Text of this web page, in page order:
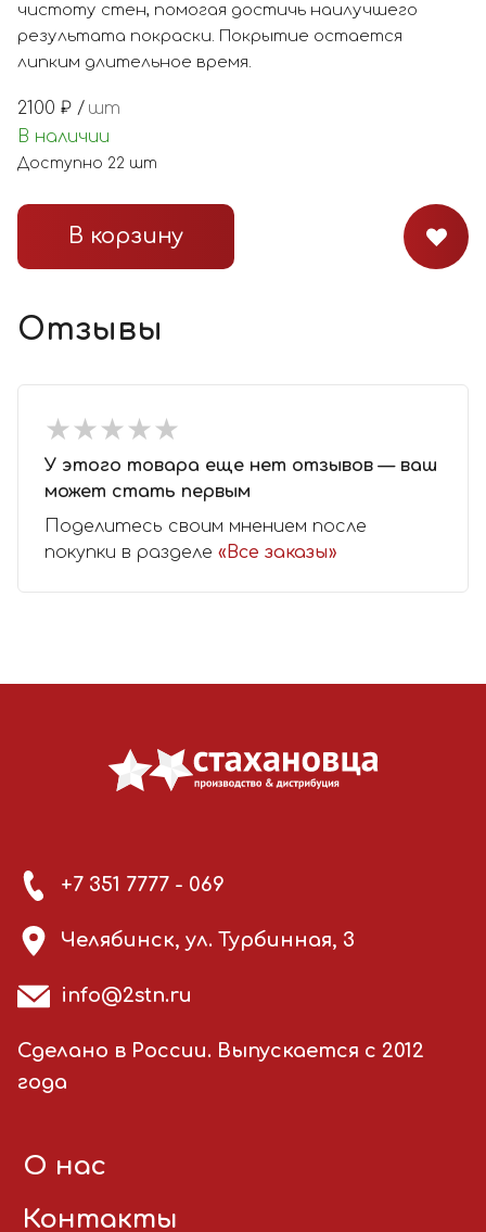
чистоту стен, помогая достичь наилучшего
результата покраски. Покрытие остается
липким длительное время.
2100 ₽ / шт
В наличии
Доступно 22 шт
В корзину
Отзывы
★★★★★
★★★★★
У этого товара еще нет отзывов — ваш
может стать первым
Поделитесь своим мнением после
покупки в разделе «Все заказы»
+7 351 7777 - 069
Челябинск, ул. Турбинная, 3
info@2stn.ru
Сделано в России. Выпускается с 2012
года
О нас
Контакты